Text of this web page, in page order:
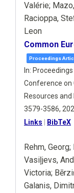
Valérie;
Racioppa,
Leon
Common
Proceedings
In:
Conference on
Resources and
3579-3586,
Links
BibTeX
Rehm,
Vasiļjevs,
Victoria;
Galanis,